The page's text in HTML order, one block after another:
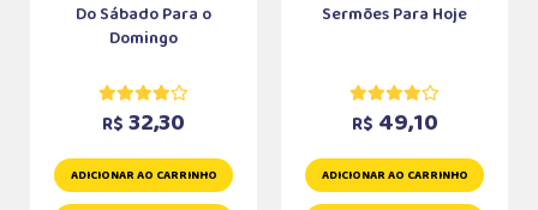
Do Sábado Para o
Domingo
R$ 32,30
ADICIONAR AO CARRINHO
Sermões Para Hoje
R$ 49,10
ADICIONAR AO CARRINHO